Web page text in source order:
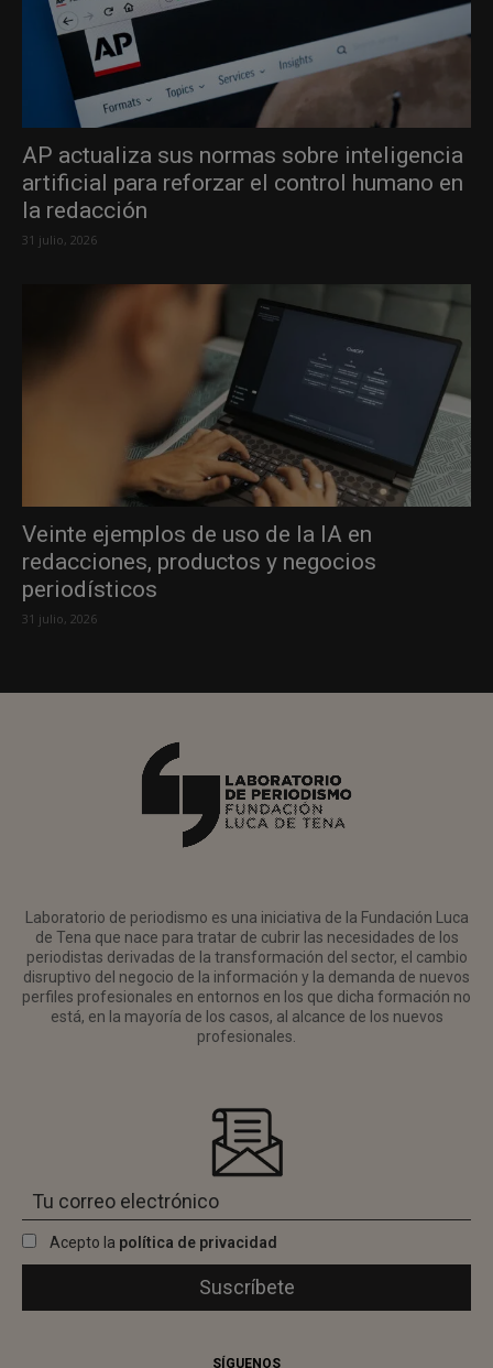
AP actualiza sus normas sobre inteligencia
artificial para reforzar el control humano en
la redacción
31 julio, 2026
Veinte ejemplos de uso de la IA en
redacciones, productos y negocios
periodísticos
31 julio, 2026
Laboratorio de periodismo es una iniciativa de la Fundación Luca
de Tena que nace para tratar de cubrir las necesidades de los
periodistas derivadas de la transformación del sector, el cambio
disruptivo del negocio de la información y la demanda de nuevos
perfiles profesionales en entornos en los que dicha formación no
está, en la mayoría de los casos, al alcance de los nuevos
profesionales.
Acepto la política de privacidad
SÍGUENOS